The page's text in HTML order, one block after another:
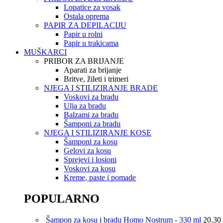
Lopatice za vosak
Ostala oprema
PAPIR ZA DEPILACIJU
Papir u rolni
Papir u trakicama
MUŠKARCI
PRIBOR ZA BRIJANJE
Aparati za brijanje
Britve, žileti i trimeri
NJEGA I STILIZIRANJE BRADE
Voskovi za bradu
Ulja za bradu
Balzami za bradu
Šamponi za bradu
NJEGA I STILIZIRANJE KOSE
Šamponi za kosu
Gelovi za kosu
Sprejevi i losioni
Voskovi za kosu
Kreme, paste i pomade
POPULARNO
Šampon za kosu i bradu Homo Nostrum - 330 ml 20.30